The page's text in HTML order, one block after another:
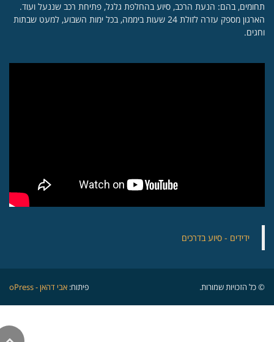
תחומים, בהם: הנעת הרכב, סיוע בהחלפת גלגל, פתיחת רכב שננעל ועוד.
הארגון מספק עזרה לזולת 24 שעות ביממה, בכל ימות השבוע, למעט שבתות
וחגים.
‏ידידים - סיוע בדרכים
© כל הזכויות שמורות. פיתוח:אבי דהאן - oPress